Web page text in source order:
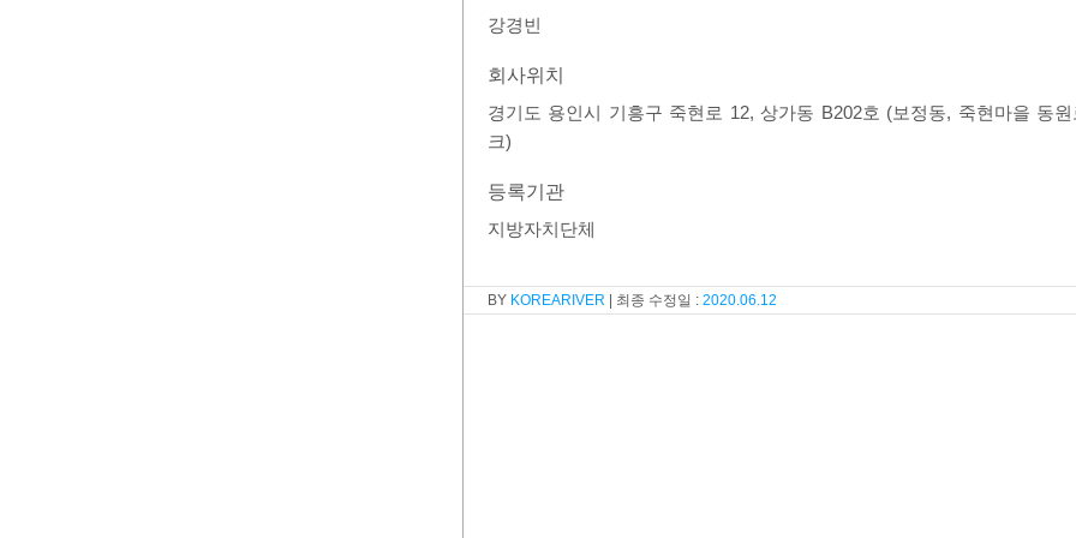
강경빈
회사위치
경기도 용인시 기흥구 죽현로 12, 상가동 B202호 (보정동, 죽현마을 동원
크)
등록기관
지방자치단체
KOREARIVER 2020.06.12